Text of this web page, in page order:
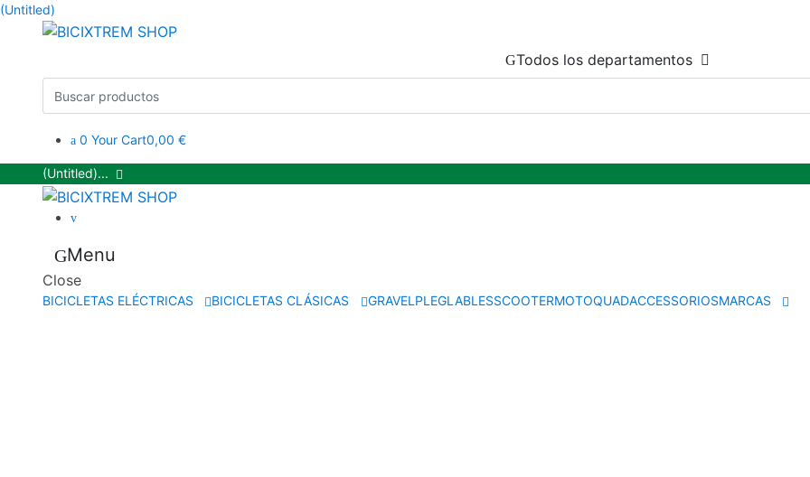
(Untitled)
Todos los departamentos
0 Your Cart0,00 €
(Untitled)...
Menu
Close
BICICLETAS ELÉCTRICAS BICICLETAS CLÁSICAS GRAVEL PLEGLABLESSCOOTERMOTOQUADACCESSORIOSMARCAS